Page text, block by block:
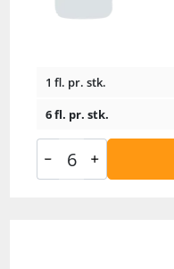
1 fl. pr. stk.
6 fl. pr. stk.